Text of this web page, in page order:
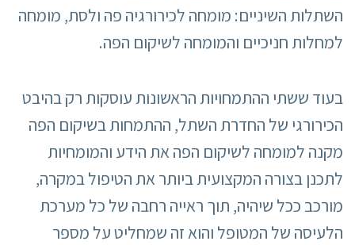
השתלות השיניים: מומחה לכירורגיה פה ולסת, מומחה
למחלות חניכיים והמומחה לשיקום הפה.
בעוד ששתי ההתמחויות הראשונות עוסקות רק בהיבט
הכירורגי של החדרת השתל, ההתמחות בשיקום הפה
מקנה למומחה לשיקום הפה את הידע והמומחיות
לתכנן בצורה המקצועית ביותר את הטיפול במקרה,
מורכב ככל שיהיה, תוך ראייה רחבה של כל מערכת
הלעיסה של המטופל והוא זה שמחליט על מספר